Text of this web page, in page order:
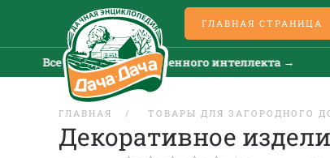
ГЛАВНАЯ СТРАНИЦА
Все новости искусственного интеллекта →
ГЛАВНАЯ ТОВАРЫ ДЛЯ ЗАГОРОДНОГО
Декоративное